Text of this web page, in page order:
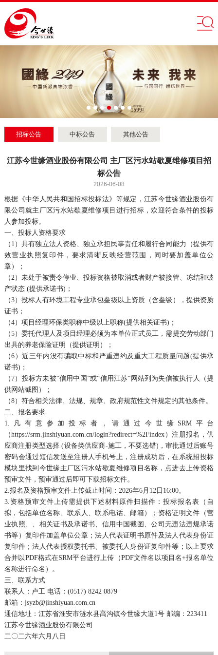
招标公告 中标公告 其他公告
江苏今世缘酒业股份有限公司 主厂区污水站歇夏维修项目招
标公告
2026-06-08
根据《中华人民共和国招标投标法》等规定，江苏今世缘酒业股份有
限公司就主厂区污水站歇夏维修项目进行招标，欢迎符合条件的投标
人参加投标。
一、投标人资格要求
（1）具有独立法人资格、独立承担民事责任和履行合同能力（提供有
效营业执照复印件，要求清晰反映经营范围，同时要加盖单位公
章）；
（2）未处于被责令停业、投标资格被取消或者财产被接管、冻结和破
产状态 (提供承诺书)；
（3）投标人有环境工程专业承包叁级以上资质（含叁级），提供资质
证书；
（4）项目经理环保类职称中级以上职称(提供相关证书)；
（5）委托代理人及项目经理必须为本单位正式员工，需提交劳动部门
出具的养老保险证明（提供证明）；
（6）近三年内没有骗取中标和严重违约及重大工程质量问题(提供承
诺书)；
（7）投标方未被“信用中国”或“信用江苏”网站列为失信被执行人（提
供网站截图）；
（8）符合相关法律、法规、规章、政府规范性文件规定的其他条件。
二、报名要求
1.凡有意参加投标者，请通过今世缘SRM平台
（https://srm.jinshiyuan.com.cn/login?redirect=%2Findex）注册报名，供
应商注册类型选择 (设备类供应商-施工，不要选错)，审批通过后账号
密码会通过短信发送至注册人手机号上，注册成功后，在系统招投标
模块里找到今世缘主厂区污水站歇夏维修项目名称，点进去上传资格
预审文件，预审通过后即可下载招标文件。
2.报名及资格预审文件上传截止时间：2026年6月12日16:00。
3.资格预审文件上传需提供下述材料原件扫描件：投标报名表（自
拟，包括单位名称、联系人、联系电话、邮箱）；资格证明文件（营
业执照、、相关证书及承诺书、信用中国截图、公司无违法违规承诺
书等）复印件加盖单位公章；法人代表证明书原件及法人代表身份证
复印件；法人代表授权委托书、被委托人身份证复印件等；以上要求
合并以PDF格式在SRM平台进行上传（PDF文件名以项目名+报名单位
名称进行命名）。
三、联系方式
联系人：卢工 电话：(0517) 8242 0879
邮箱：jsyzb@jinshiyuan.com.cn
通信地址：江苏省淮安市涟水县高沟镇今世缘大道1号 邮编：223411
江苏今世缘酒业股份有限公司
二〇二六年六月八日